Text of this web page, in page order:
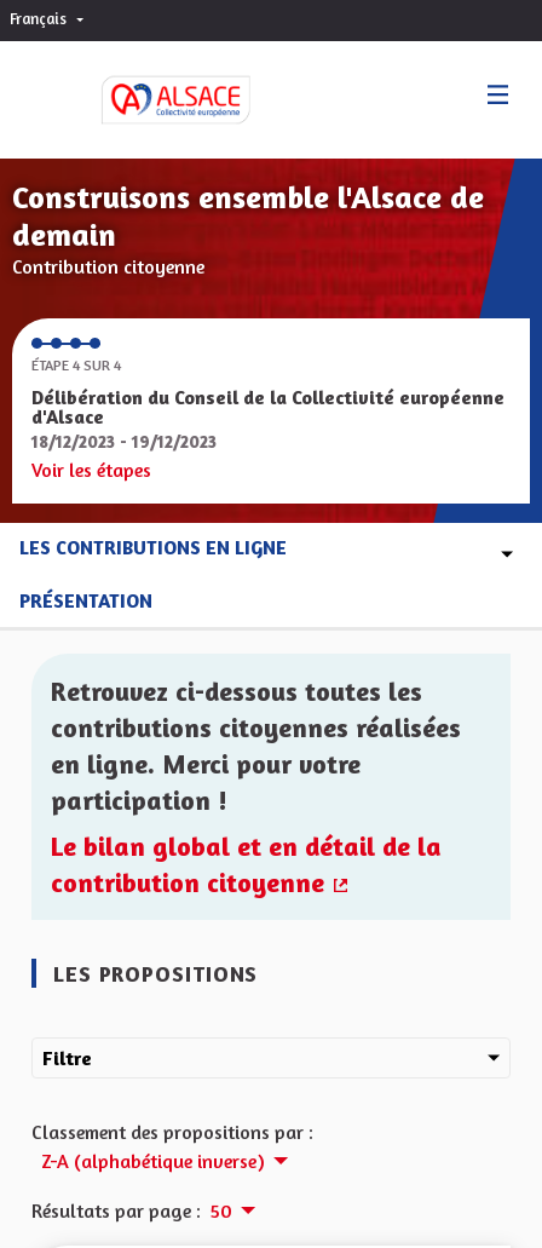
Français Choisir la langue
Construisons ensemble l'Alsace de
demain
Contribution citoyenne
ÉTAPE 4 SUR 4
Délibération du Conseil de la Collectivité européenne
d'Alsace
18/12/2023 - 19/12/2023
Voir les étapes
LES CONTRIBUTIONS EN LIGNE
PRÉSENTATION
Retrouvez ci-dessous toutes les
contributions citoyennes réalisées
en ligne. Merci pour votre
participation !
Le bilan global et en détail de la
contribution citoyenne
LES PROPOSITIONS
Filtre
Classement des propositions par :
Z-A (alphabétique inverse)
Résultats par page : 50